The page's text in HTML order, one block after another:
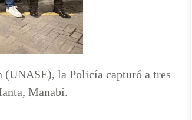
la Policía capturó a tres
Manabí.